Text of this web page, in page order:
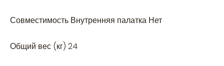
Совместимость Внутренняя палатка Нет
Общий вес (кг) 24